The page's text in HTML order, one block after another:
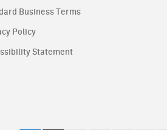
Business Terms
Policy
Statement